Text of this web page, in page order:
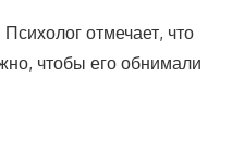
отмечает, что
чтобы его обнимали